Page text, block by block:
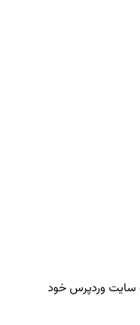
سایت وردپرس خود